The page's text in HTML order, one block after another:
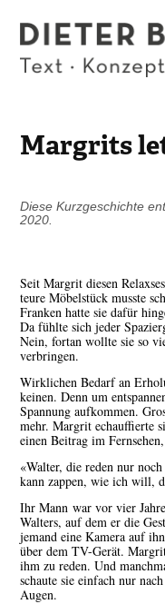
Margrits
Diese Kurzgeschichte
2020.
Seit Margrit diesen
teure Möbelstück musste
Franken hatte sie dafür
Da fühlte sich jeder
Nein, fortan wollte sie so
verbringen.
Wirklichen Bedarf an
keinen. Denn um
Spannung aufkommen.
mehr. Margrit echauffierte
einen Beitrag im
«Walter, die reden nur
kann zappen, wie ich will,
Ihr Mann war vor vier
Walters, auf dem er die
jemand eine Kamera auf
über dem TV-Gerät.
ihm zu reden. Und
schaute sie einfach nur
Augen.